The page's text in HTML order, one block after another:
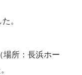
。
（場所：長浜ホー